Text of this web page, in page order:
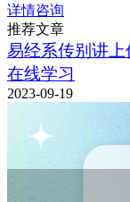
详情咨询
推荐文章
易经系传别讲上
在线学习
2023-09-19